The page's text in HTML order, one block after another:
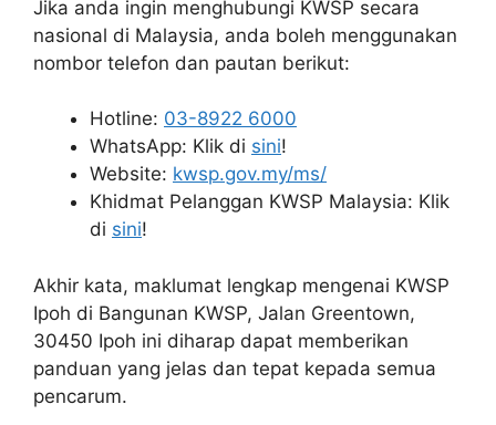
Jika anda ingin menghubungi KWSP secara
nasional di Malaysia, anda boleh menggunakan
nombor telefon dan pautan berikut:
Hotline: 03-8922 6000
WhatsApp: Klik di sini!
Website: kwsp.gov.my/ms/
Khidmat Pelanggan KWSP Malaysia: Klik
di sini!
Akhir kata, maklumat lengkap mengenai KWSP
Ipoh di Bangunan KWSP, Jalan Greentown,
30450 Ipoh ini diharap dapat memberikan
panduan yang jelas dan tepat kepada semua
pencarum.